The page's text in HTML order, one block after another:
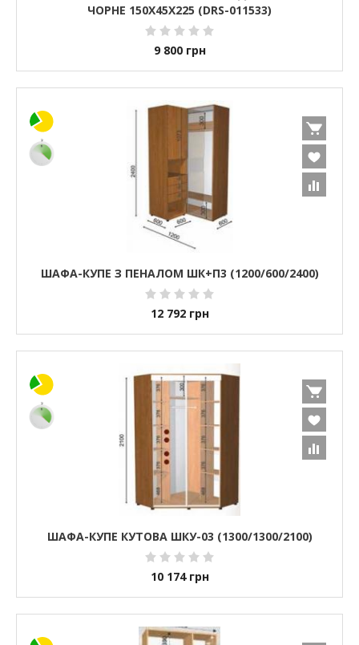
ЧОРНЕ 150Х45Х225 (DRS-011533)
9 800 грн
ШАФА-КУПЕ З ПЕНАЛОМ ШК+П3 (1200/600/2400)
12 792 грн
ШАФА-КУПЕ КУТОВА ШКУ-03 (1300/1300/2100)
10 174 грн